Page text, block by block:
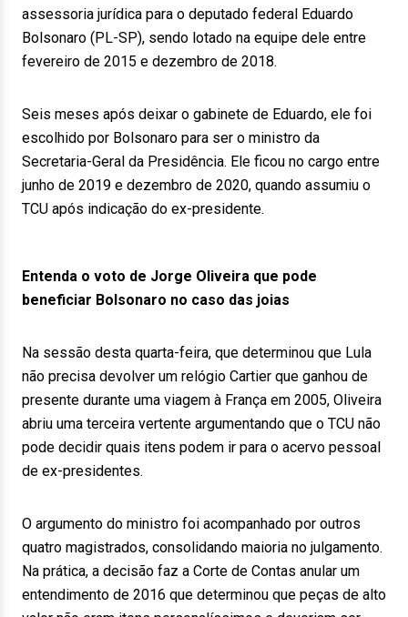
assessoria jurídica para o deputado federal Eduardo
Bolsonaro (PL-SP), sendo lotado na equipe dele entre
fevereiro de 2015 e dezembro de 2018.
Seis meses após deixar o gabinete de Eduardo, ele foi
escolhido por Bolsonaro para ser o ministro da
Secretaria-Geral da Presidência. Ele ficou no cargo entre
junho de 2019 e dezembro de 2020, quando assumiu o
TCU após indicação do ex-presidente.
Entenda o voto de Jorge Oliveira que pode
beneficiar Bolsonaro no caso das joias
Na sessão desta quarta-feira, que determinou que Lula
não precisa devolver um relógio Cartier que ganhou de
presente durante uma viagem à França em 2005, Oliveira
abriu uma terceira vertente argumentando que o TCU não
pode decidir quais itens podem ir para o acervo pessoal
de ex-presidentes.
O argumento do ministro foi acompanhado por outros
quatro magistrados, consolidando maioria no julgamento.
Na prática, a decisão faz a Corte de Contas anular um
entendimento de 2016 que determinou que peças de alto